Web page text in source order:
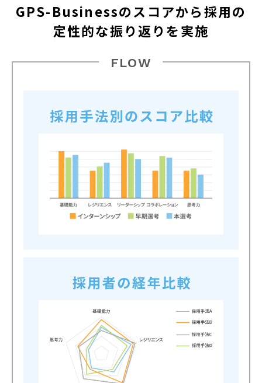
GPS-Businessのスコアから採用の
定性的な振り返りを実施
FLOW